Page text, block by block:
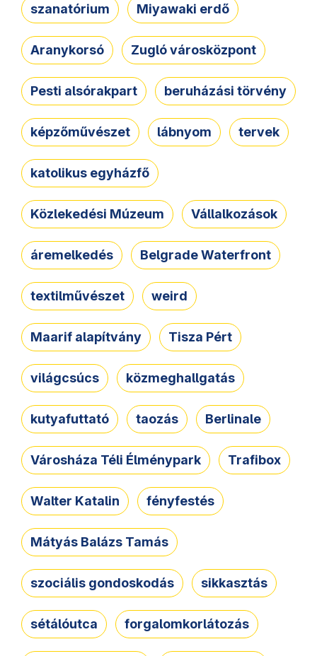
szanatórium Miyawaki erdő
Aranykorsó Zugló városközpont
Pesti alsórakpart beruházási törvény
képzőművészet lábnyom tervek
katolikus egyházfő
Közlekedési Múzeum Vállalkozások
áremelkedés Belgrade Waterfront
textilművészet weird
Maarif alapítvány Tisza Pért
világcsúcs közmeghallgatás
kutyafuttató taozás Berlinale
Városháza Téli Élménypark Trafibox
Walter Katalin fényfestés
Mátyás Balázs Tamás
szociális gondoskodás sikkasztás
sétálóutca forgalomkorlátozás